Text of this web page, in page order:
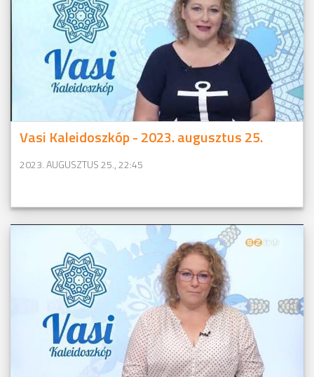
Vasi Kaleidoszkóp - 2023. augusztus 25.
2023. AUGUSZTUS 25., 22:45